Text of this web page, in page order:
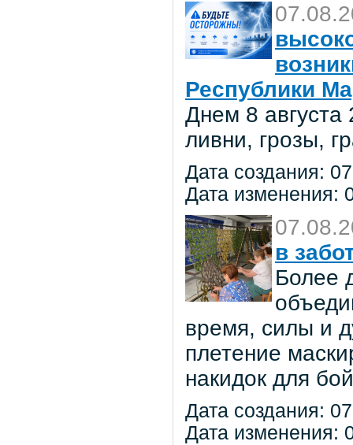
Республики
Днем 8
ливни, грозы,
Дата создания:
Дата изменения:
в
Более
время, силы и
плетение
накидок для
Дата создания:
Дата изменения: